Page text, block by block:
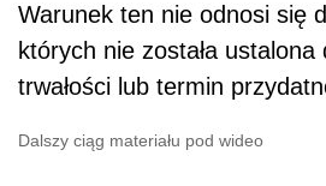
Warunek ten nie odnosi się
których nie została
trwałości lub termin
Dalszy ciąg materiału pod wideo